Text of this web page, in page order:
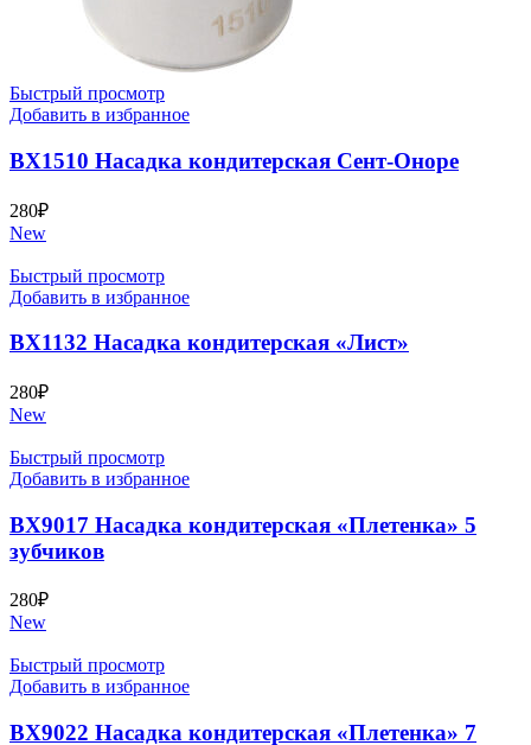
Быстрый просмотр
Добавить в избранное
BX1510 Насадка кондитерская Сент-Оноре
280₽
New
Быстрый просмотр
Добавить в избранное
BX1132 Насадка кондитерская «Лист»
280₽
New
Быстрый просмотр
Добавить в избранное
BX9017 Насадка кондитерская «Плетенка» 5
зубчиков
280₽
New
Быстрый просмотр
Добавить в избранное
BX9022 Насадка кондитерская «Плетенка» 7